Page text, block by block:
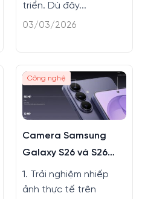
triển. Dù đây...
03/03/2026
Công nghệ
Camera Samsung
Galaxy S26 và S26
Plus có nâng cấp gì
không?
1. Trải nghiệm nhiếp
ảnh thực tế trên